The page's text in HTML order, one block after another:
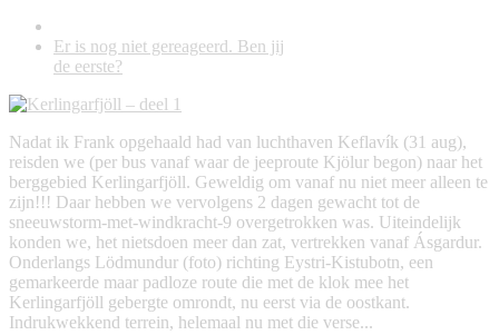
Er is nog niet gereageerd. Ben jij
de eerste?
Nadat ik Frank opgehaald had van luchthaven Keflavík (31 aug),
reisden we (per bus vanaf waar de jeeproute Kjölur begon) naar het
berggebied Kerlingarfjöll. Geweldig om vanaf nu niet meer alleen te
zijn!!! Daar hebben we vervolgens 2 dagen gewacht tot de
sneeuwstorm-met-windkracht-9 overgetrokken was. Uiteindelijk
konden we, het nietsdoen meer dan zat, vertrekken vanaf Ásgardur.
Onderlangs Lödmundur (foto) richting Eystri-Kistubotn, een
gemarkeerde maar padloze route die met de klok mee het
Kerlingarfjöll gebergte omrondt, nu eerst via de oostkant.
Indrukwekkend terrein, helemaal nu met die verse...